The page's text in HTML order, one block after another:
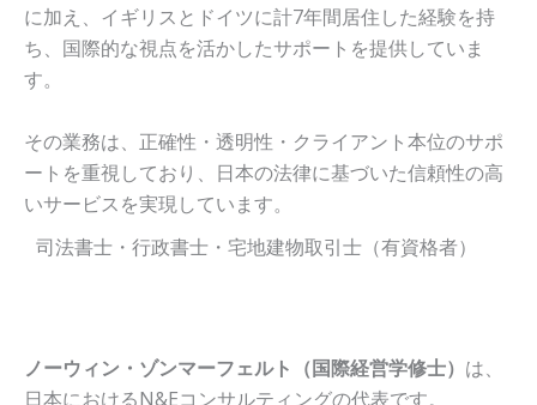
に加え、イギリスとドイツに計7年間居住した経験を持
ち、国際的な視点を活かしたサポートを提供していま
す。
その業務は、正確性・透明性・クライアント本位のサポ
ートを重視しており、日本の法律に基づいた信頼性の高
いサービスを実現しています。
司法書士・行政書士・宅地建物取引士（有資格者）
ノーウィン・ゾンマーフェルト（国際経営学修士） は、
日本におけるN&Eコンサルティングの代表です。